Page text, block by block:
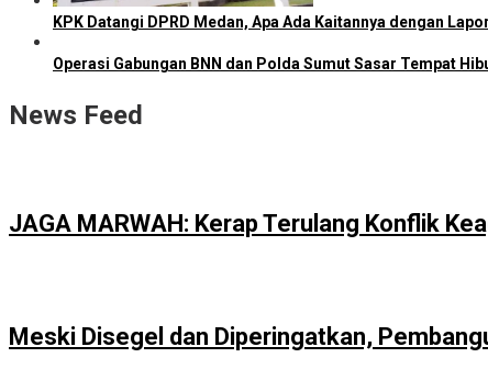
KPK Datangi DPRD Medan, Apa Ada Kaitannya dengan
Operasi Gabungan BNN dan Polda Sumut Sasar Tempat
News Feed
JAGA MARWAH: Kerap Terulang Konflik
Meski Disegel dan Diperingatkan,